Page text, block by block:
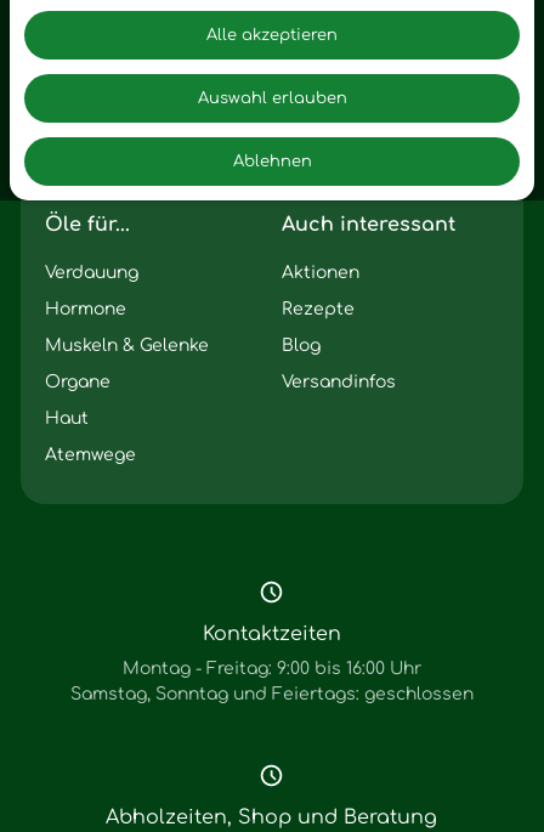
Ablehnen
Auswahl erlauben
Alle akzeptieren
Zuhause
Romantik
Motivation
Seelischer Schlag
Öle für...
Verdauung
Hormone
Muskeln & Gelenke
Organe
Haut
Atemwege
Auch interessant
Aktionen
Rezepte
Blog
Versandinfos
Kontaktzeiten
Montag - Freitag: 9:00 bis 16:00 Uhr
Samstag, Sonntag und Feiertags: geschlossen
Abholzeiten, Shop und Beratung